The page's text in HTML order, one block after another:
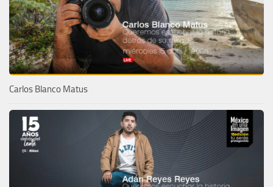
Carlos Blanco Matus